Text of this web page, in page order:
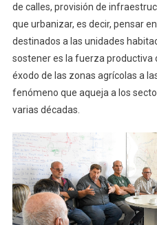
de calles, provisión de
que urbanizar, es decir, pensar
destinados a las unidades
sostener es la fuerza productiva
éxodo de las zonas agrícolas a
fenómeno que aqueja a los
varias décadas.